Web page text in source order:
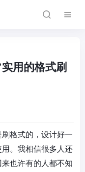
用的格式刷
格式的，设计好一
。我相信很多人还
也许有的人都不知